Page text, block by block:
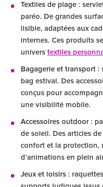
Textiles de plage :
paréo. De grandes
lisible, adaptées aux
internes. Ces produits
univers textiles
Bagagerie et transport :
bag estival. Des
conçus pour
une visibilité mobile.
Accessoires outdoor :
de soleil. Des articles
confort et la protection,
d’animations en plein
Jeux et loisirs :